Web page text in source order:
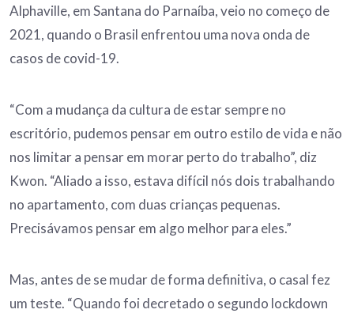
Alphaville, em Santana do Parnaíba, veio no começo de
2021, quando o Brasil enfrentou uma nova onda de
casos de covid-19.
“Com a mudança da cultura de estar sempre no
escritório, pudemos pensar em outro estilo de vida e não
nos limitar a pensar em morar perto do trabalho”, diz
Kwon. “Aliado a isso, estava difícil nós dois trabalhando
no apartamento, com duas crianças pequenas.
Precisávamos pensar em algo melhor para eles.”
Mas, antes de se mudar de forma definitiva, o casal fez
um teste. “Quando foi decretado o segundo lockdown